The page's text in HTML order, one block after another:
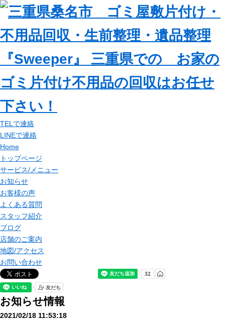
TELで連絡
LINEで連絡
Home
トップページ
サービス/メニュー
お知らせ
お客様の声
よくある質問
スタッフ紹介
ブログ
店舗のご案内
地図/アクセス
お問い合わせ
お知らせ情報
2021/02/18 11:53:18